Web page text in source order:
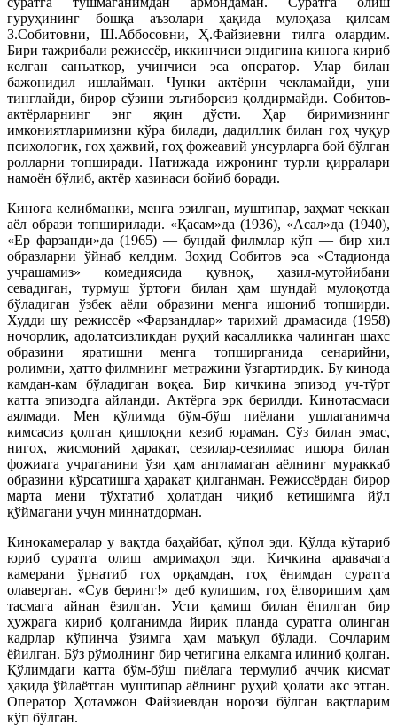
гуруҳининг бошқа аъзолари ҳақида мулоҳаза қилсам
З.Собитовни, Ш.Аббосовни, Ҳ.Файзиевни тилга олардим.
Бири тажрибали режиссёр, иккинчиси эндигина кинога кириб
келган санъаткор, учинчиси эса оператор. Улар билан
бажонидил ишлайман. Чунки актёрни чекламайди, уни
тинглайди, бирор сўзини эътиборсиз қолдирмайди. Собитов-
актёрларнинг энг яқин дўсти. Ҳар биримизнинг
имкониятларимизни кўра билади, дадиллик билан гоҳ чуқур
психологик, гоҳ ҳажвий, гоҳ фожеавий унсурларга бой бўлган
ролларни топширади. Натижада ижронинг турли қирралари
намоён бўлиб, актёр хазинаси бойиб боради.
Кинога келибманки, менга эзилган, муштипар, заҳмат чеккан
аёл образи топширилади. «Қасам»да (1936), «Асал»да (1940),
«Ер фарзанди»да (1965) — бундай филмлар кўп — бир хил
образларни ўйнаб келдим. Зоҳид Собитов эса «Стадионда
учрашамиз» комедиясида қувноқ, ҳазил-мутойибани
севадиган, турмуш ўртоғи билан ҳам шундай мулоқотда
бўладиган ўзбек аёли образини менга ишониб топширди.
Худди шу режиссёр «Фарзандлар» тарихий драмасида (1958)
ночорлик, адолатсизликдан руҳий касалликка чалинган шахс
образини яратишни менга топширганида сенарийни,
ролимни, ҳатто филмнинг метражини ўзгартирдик. Бу кинода
камдан-кам бўладиган воқеа. Бир кичкина эпизод уч-тўрт
катта эпизодга айланди. Актёрга эрк берилди. Кинотасмаси
аялмади. Мен қўлимда бўм-бўш пиёлани ушлаганимча
кимсасиз қолган қишлоқни кезиб юраман. Сўз билан эмас,
нигоҳ, жисмоний ҳаракат, сезилар-сезилмас ишора билан
фожиага учраганини ўзи ҳам англамаган аёлнинг мураккаб
образини кўрсатишга ҳаракат қилганман. Режиссёрдан бирор
марта мени тўхтатиб ҳолатдан чиқиб кетишимга йўл
қўймагани учун миннатдорман.
Кинокамералар у вақтда баҳайбат, қўпол эди. Қўлда кўтариб
юриб суратга олиш амримаҳол эди. Кичкина аравачага
камерани ўрнатиб гоҳ орқамдан, гоҳ ёнимдан суратга
олаверган. «Сув беринг!» деб кулишим, гоҳ ёлворишим ҳам
тасмага айнан ёзилган. Усти қамиш билан ёпилган бир
ҳужрага кириб қолганимда йирик планда суратга олинган
кадрлар кўпинча ўзимга ҳам маъқул бўлади. Сочларим
ёйилган. Бўз рўмолнинг бир четигина елкамга илиниб қолган.
Қўлимдаги катта бўм-бўш пиёлага термулиб аччиқ қисмат
ҳақида ўйлаётган муштипар аёлнинг руҳий ҳолати акс этган.
Оператор Ҳотамжон Файзиевдан норози бўлган вақтларим
кўп бўлган.